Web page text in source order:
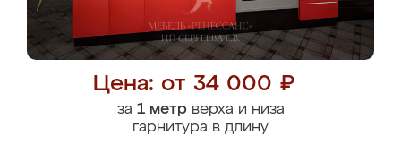
Цена: от 34 000 ₽
за 1 метрверха и низа
гарнитура в длину